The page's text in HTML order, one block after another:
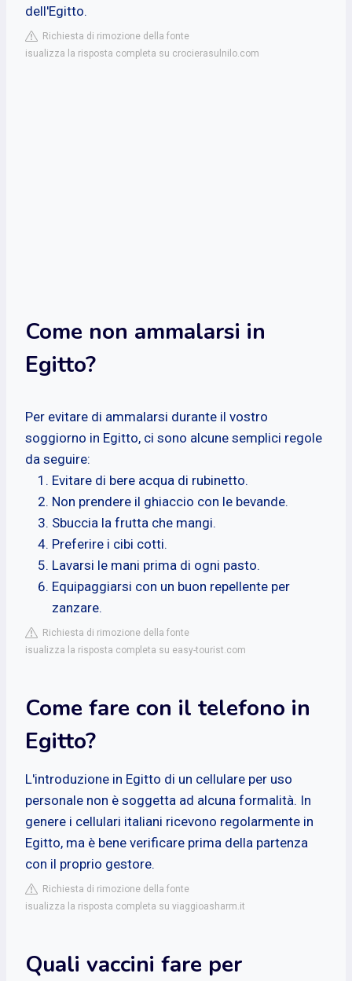
dell'Egitto.
Richiesta di rimozione della fonte
isualizza la risposta completa su crocierasulnilo.com
Come non ammalarsi in
Egitto?
Per evitare di ammalarsi durante il vostro
soggiorno in Egitto, ci sono alcune semplici regole
da seguire:
Evitare di bere acqua di rubinetto.
Non prendere il ghiaccio con le bevande.
Sbuccia la frutta che mangi.
Preferire i cibi cotti.
Lavarsi le mani prima di ogni pasto.
Equipaggiarsi con un buon repellente per
zanzare.
Richiesta di rimozione della fonte
isualizza la risposta completa su easy-tourist.com
Come fare con il telefono in
Egitto?
L'introduzione in Egitto di un cellulare per uso
personale non è soggetta ad alcuna formalità. In
genere i cellulari italiani ricevono regolarmente in
Egitto, ma è bene verificare prima della partenza
con il proprio gestore.
Richiesta di rimozione della fonte
isualizza la risposta completa su viaggioasharm.it
Quali vaccini fare per